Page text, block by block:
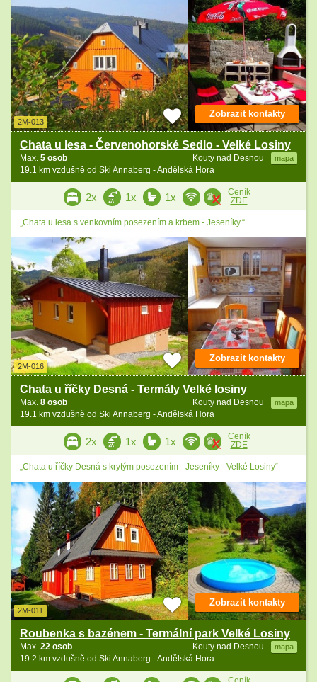
2M-013
Chata u lesa - Červenohorské Sedlo - Velké Losiny
Kouty nad Desnou mapa
Max. 5 osob
19.1 km vzdušně od Ski Annaberg - Andělská Hora
Zobrazit kontakty
2x 1x 1x
Ceník
ZDE
„Chata u lesa s venkovním posezením a krbem - Jeseníky.“
2M-016
Chata u říčky Desná - Termály Velké losiny
Kouty nad Desnou mapa
Max. 8 osob
19.1 km vzdušně od Ski Annaberg - Andělská Hora
Zobrazit kontakty
2x 1x 1x
Ceník
ZDE
„Chata u říčky Desná s krytým posezením - Jeseníky - Velké Losiny“
2M-011
Roubenka s bazénem - Termální park Velké Losiny
Kouty nad Desnou mapa
Max. 22 osob
19.2 km vzdušně od Ski Annaberg - Andělská Hora
Zobrazit kontakty